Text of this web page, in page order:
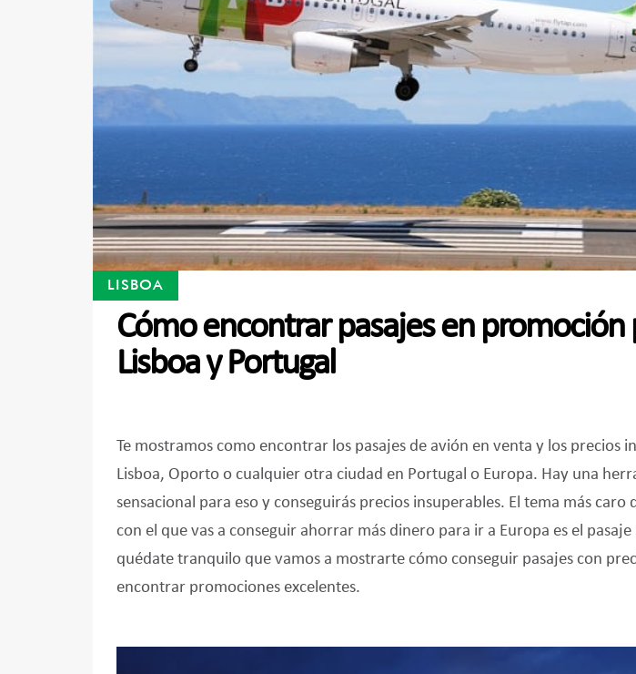
LISBOA
Cómo encontrar pasajes en promoción
Lisboa y Portugal
Te mostramos como encontrar los pasajes de avión en venta y los precios
Lisboa, Oporto o cualquier otra ciudad en Portugal o Europa. Hay una
sensacional para eso y conseguirás precios insuperables. El tema más caro
con el que vas a conseguir ahorrar más dinero para ir a Europa es el
quédate tranquilo que vamos a mostrarte cómo conseguir pasajes con
encontrar promociones excelentes.